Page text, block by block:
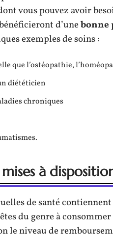
vous pouvez avoir
d’unebonne
exemples de soins :
que l’ostéopathie,
diététicien
chroniques
à
de santé
du genre à
le niveau de